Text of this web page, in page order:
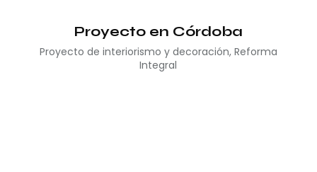
Proyecto en Córdoba
Proyecto de interiorismo y decoración, Reforma
Integral